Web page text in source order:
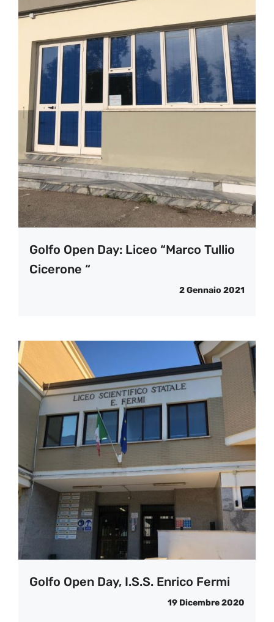
Golfo Open Day: Liceo “Marco Tullio
Cicerone “
2 Gennaio 2021
Golfo Open Day, I.S.S. Enrico Fermi
19 Dicembre 2020